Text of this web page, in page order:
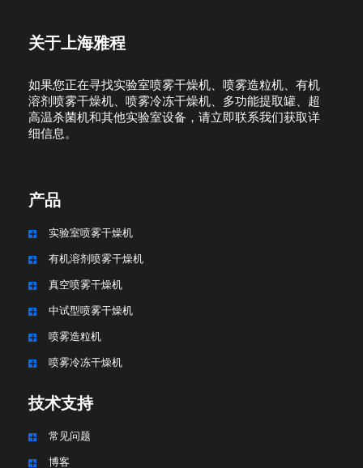
关于上海雅程
如果您正在寻找实验室喷雾干燥机、喷雾造粒机、有机
溶剂喷雾干燥机、喷雾冷冻干燥机、多功能提取罐、超
高温杀菌机和其他实验室设备，请立即联系我们获取详
细信息。
产品
实验室喷雾干燥机
有机溶剂喷雾干燥机
真空喷雾干燥机
中试型喷雾干燥机
喷雾造粒机
喷雾冷冻干燥机
技术支持
常见问题
博客